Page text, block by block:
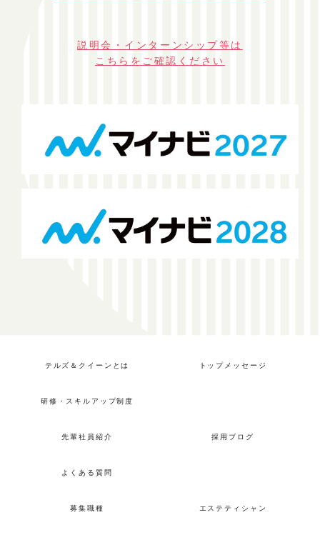
説明会・インターンシップ等は
こちらをご確認ください
テルズ＆クイーンとは トップメッセージ
研修・スキルアップ制度
先輩社員紹介 採用ブログ
よくある質問
募集職種 エステティシャン